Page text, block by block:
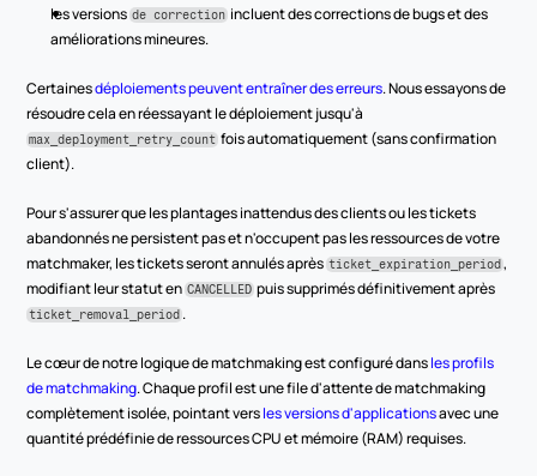
les versions de correction incluent des corrections de bugs et des
améliorations mineures.
Certaines déploiements peuvent entraîner des erreurs. Nous essayons de
max_deployment_retry_count fois automatiquement (sans confirmation
client).
Pour s'assurer que les plantages inattendus des clients ou les tickets
abandonnés ne persistent pas et n'occupent pas les ressources de votre
matchmaker, les tickets seront annulés après ticket_expiration_period ,
modifiant leur statut en CANCELLED
ticket_removal_period .
Le cœur de notre logique de matchmaking est configuré dans les profils
de matchmaking. Chaque profil est une file d'attente de matchmaking
complètement isolée, pointant vers les versions d'applications avec une
quantité prédéfinie de ressources CPU et mémoire (RAM) requises.